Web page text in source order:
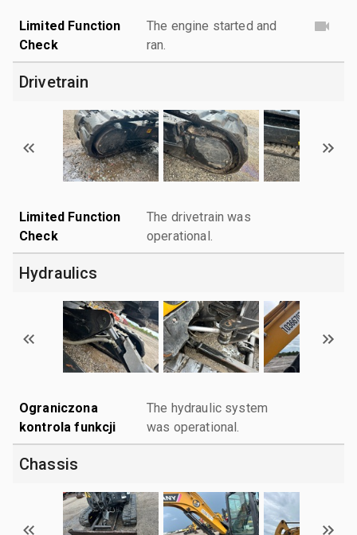
Limited Function
Check
The engine started and
ran.
Drivetrain
Limited Function
Check
The drivetrain was
operational.
Hydraulics
Ograniczona
kontrola funkcji
The hydraulic system
was operational.
Chassis